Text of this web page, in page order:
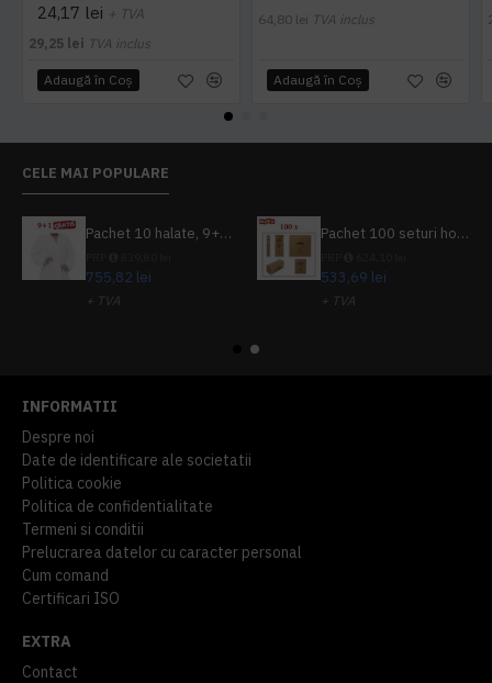
24,17 lei + TVA
29,25 lei TVA inclus
Adaugă în Coş
64,80 lei TVA inclus
Adaugă în Coş
CELE MAI POPULARE
Pachet 10 halate, 9+1 gratuit
755,82 lei
+ TVA
Pachet 100 seturi hoteliere, set dentar, set barbierit, casca de dus, pila unghii, set cusut
533,69 lei
+ TVA
INFORMATII
Despre noi
Date de identificare ale societatii
Politica cookie
Politica de confidentialitate
Termeni si conditii
Prelucrarea datelor cu caracter personal
Cum comand
Certificari ISO
EXTRA
Contact